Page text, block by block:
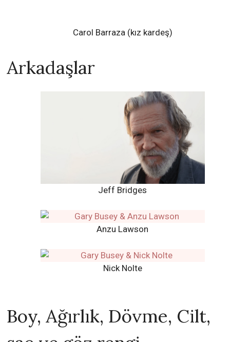
Carol Barraza (kız kardeş)
Arkadaşlar
Jeff Bridges
Anzu Lawson
Nick Nolte
Boy, Ağırlık, Dövme, Cilt,